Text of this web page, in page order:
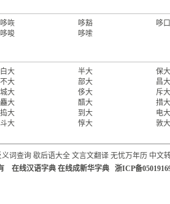
哆咴 哆豁 哆口
哆唆 哆嗦
白大 半大 保大
不大 部大 昌大
城大 侈大 斥大
麤大 醋大 措大
捣大 到大 电大
斗大 惇大 敦大
义词查询 歇后语大全 文言文翻译 无忧万年历 中文
在线汉语字典 在线成新华字典 浙ICP备